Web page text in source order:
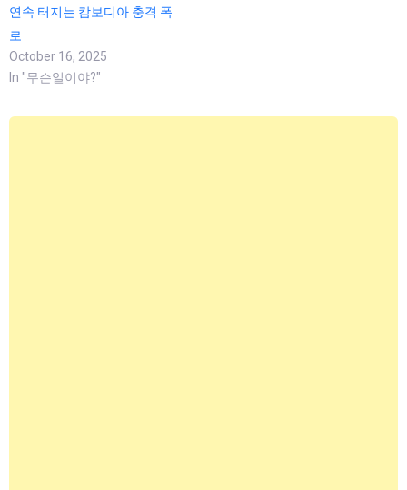
연속 터지는 캄보디아 충격 폭
로
October 16, 2025
In "무슨일이야?"